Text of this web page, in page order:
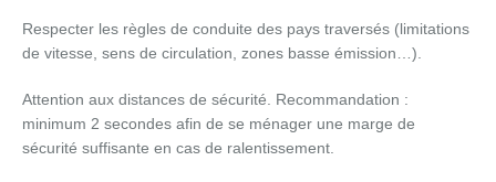
Respecter les règles de conduite des pays traversés (limitations
de vitesse, sens de circulation, zones basse émission…).
Attention aux distances de sécurité. Recommandation :
minimum 2 secondes afin de se ménager une marge de
sécurité suffisante en cas de ralentissement.